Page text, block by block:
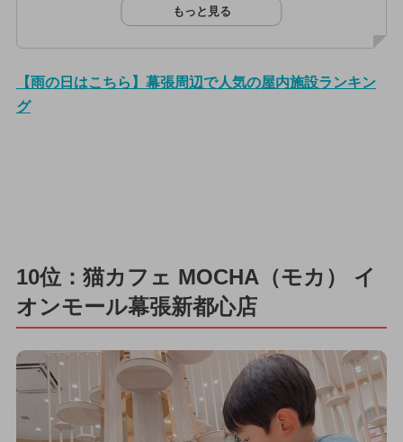
もっと見る
【雨の日はこちら】幕張周辺で人気の屋内施設ランキン
グ
10位：猫カフェ MOCHA（モカ） イ
オンモール幕張新都心店